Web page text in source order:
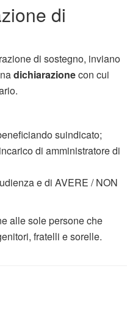
di
di sostegno, inviano
dichiarazionecon cui
suindicato;
di amministratore di
e di AVERE / NON
alle sole persone che
fratelli e sorelle.